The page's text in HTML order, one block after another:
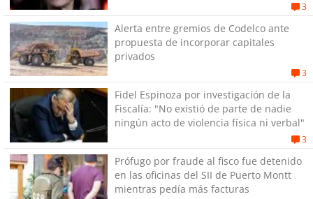
3
Alerta entre gremios de Codelco ante
propuesta de incorporar capitales
privados
3
Fidel Espinoza por investigación de la
Fiscalía: "No existió de parte de nadie
ningún acto de violencia física ni verbal"
3
Prófugo por fraude al fisco fue detenido
en las oficinas del SII de Puerto Montt
mientras pedía más facturas